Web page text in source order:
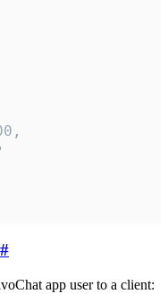
#
app user to a client: